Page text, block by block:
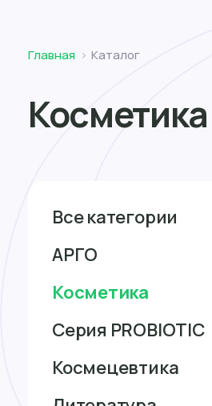
Главная Каталог
Косметика
Все категории
АРГО
Косметика
Серия PROBIOTIC
Космецевтика